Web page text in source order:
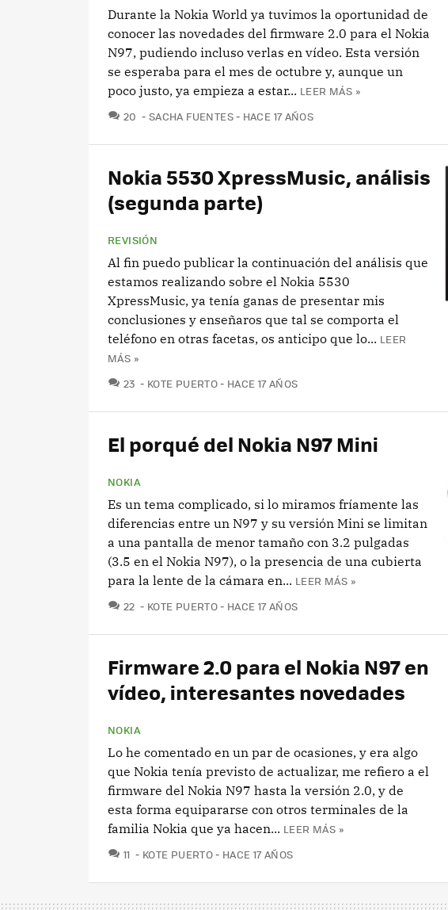
Durante la Nokia World ya tuvimos la oportunidad de
conocer las novedades del firmware 2.0 para el Nokia
N97, pudiendo incluso verlas en vídeo. Esta versión
se esperaba para el mes de octubre y, aunque un
poco justo, ya empieza a estar... LEER MÁS »
20 COMENTARIOS
SACHA FUENTES HACE 17 AÑOS
Nokia 5530 XpressMusic, análisis
(segunda parte)
REVISIÓN
Al fin puedo publicar la continuación del análisis que
estamos realizando sobre el Nokia 5530
XpressMusic, ya tenía ganas de presentar mis
conclusiones y enseñaros que tal se comporta el
teléfono en otras facetas, os anticipo que lo... LEER
MÁS »
23 COMENTARIOS
KOTE PUERTO HACE 17 AÑOS
El porqué del Nokia N97 Mini
NOKIA
Es un tema complicado, si lo miramos fríamente las
diferencias entre un N97 y su versión Mini se limitan
a una pantalla de menor tamaño con 3.2 pulgadas
(3.5 en el Nokia N97), o la presencia de una cubierta
para la lente de la cámara en... LEER MÁS »
22 COMENTARIOS
KOTE PUERTO HACE 17 AÑOS
Firmware 2.0 para el Nokia N97 en
vídeo, interesantes novedades
NOKIA
Lo he comentado en un par de ocasiones, y era algo
que Nokia tenía previsto de actualizar, me refiero a el
firmware del Nokia N97 hasta la versión 2.0, y de
esta forma equipararse con otros terminales de la
familia Nokia que ya hacen... LEER MÁS »
11 COMENTARIOS
KOTE PUERTO HACE 17 AÑOS